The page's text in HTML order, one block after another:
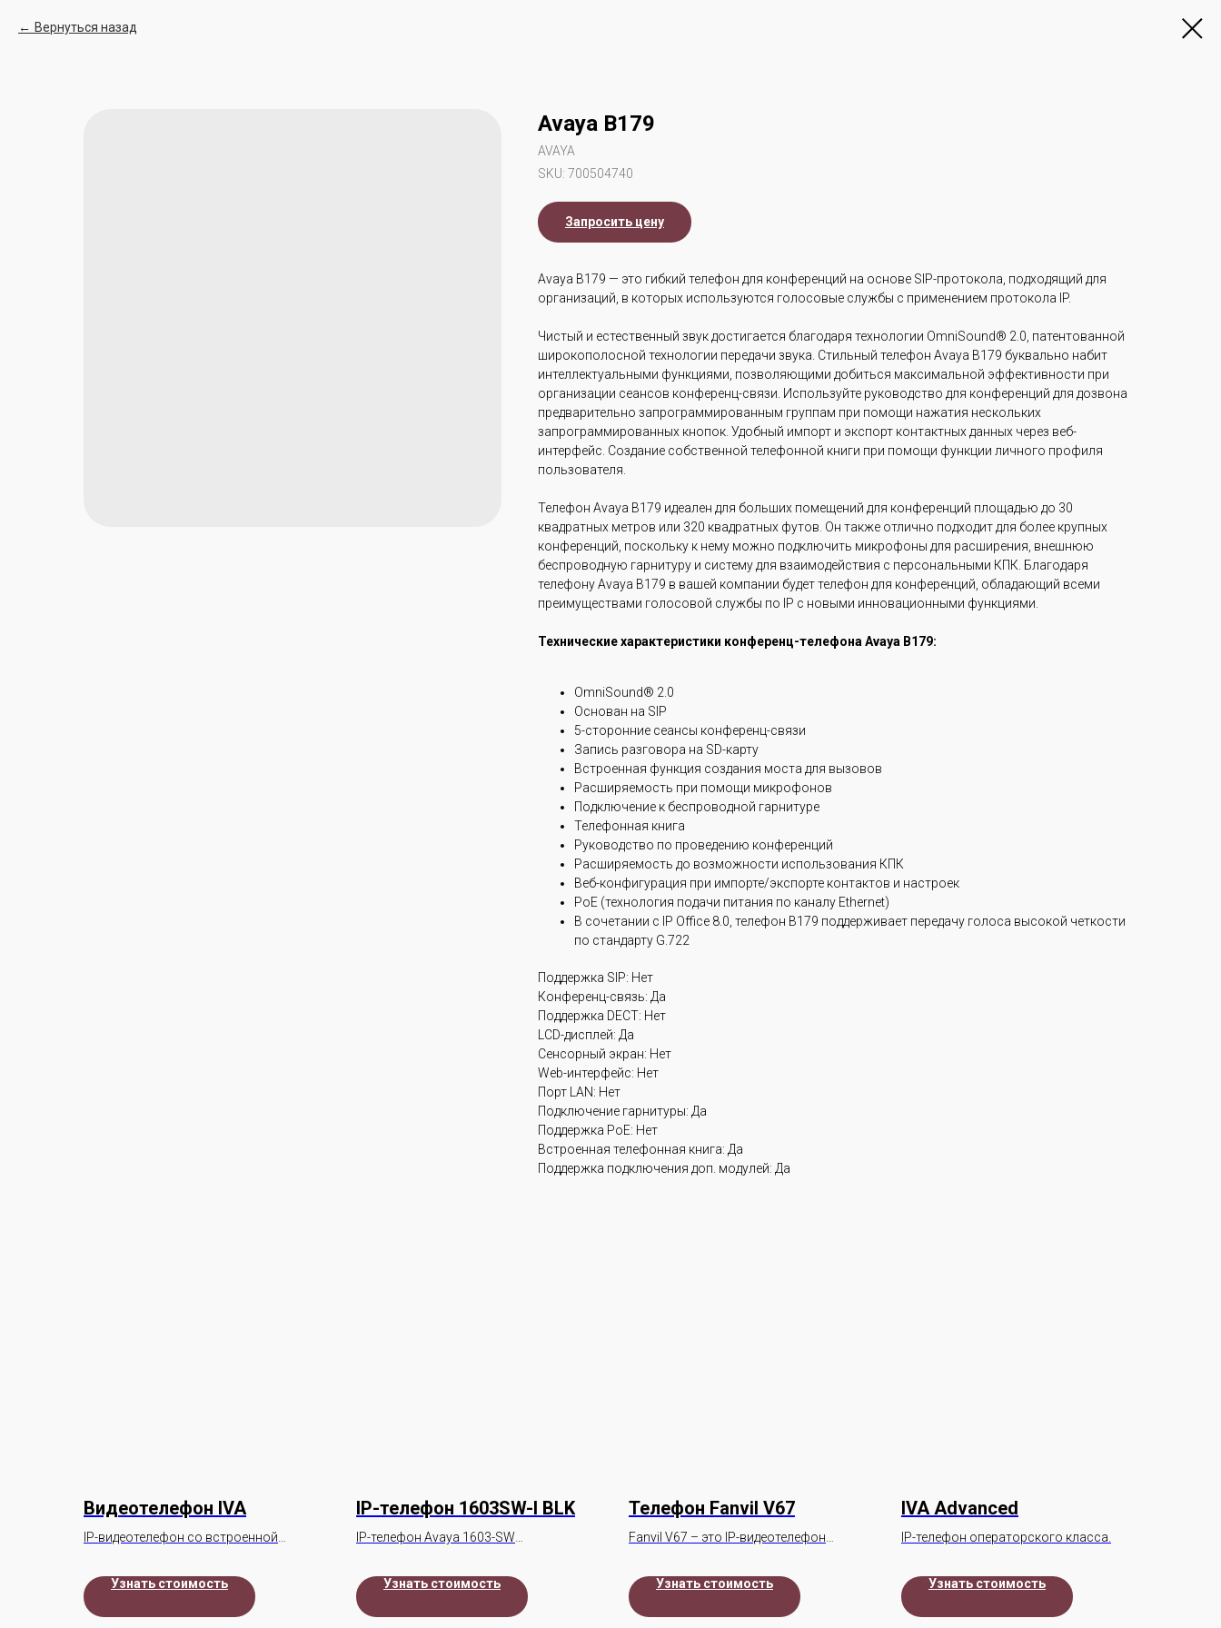
Вернуться назад
Avaya B179
AVAYA
SKU: 700504740
Запросить цену
Avaya B179 — это гибкий телефон для конференций на основе SIP-протокола, подходящий для
организаций, в которых используются голосовые службы с применением протокола IP.
Чистый и естественный звук достигается благодаря технологии OmniSound® 2.0, патентованной
широкополосной технологии передачи звука. Стильный телефон Avaya B179 буквально набит
интеллектуальными функциями, позволяющими добиться максимальной эффективности при
организации сеансов конференц-связи. Используйте руководство для конференций для дозвона
предварительно запрограммированным группам при помощи нажатия нескольких
запрограммированных кнопок. Удобный импорт и экспорт контактных данных через веб-
интерфейс. Создание собственной телефонной книги при помощи функции личного профиля
пользователя.
Телефон Avaya B179 идеален для больших помещений для конференций площадью до 30
квадратных метров или 320 квадратных футов. Он также отлично подходит для более крупных
конференций, поскольку к нему можно подключить микрофоны для расширения, внешнюю
беспроводную гарнитуру и систему для взаимодействия с персональными КПК. Благодаря
телефону Avaya B179 в вашей компании будет телефон для конференций, обладающий всеми
преимуществами голосовой службы по IP с новыми инновационными функциями.
Технические характеристики конференц-телефона Avaya B179:
OmniSound® 2.0
Основан на SIP
5-сторонние сеансы конференц-связи
Запись разговора на SD-карту
Встроенная функция создания моста для вызовов
Расширяемость при помощи микрофонов
Подключение к беспроводной гарнитуре
Телефонная книга
Руководство по проведению конференций
Расширяемость до возможности использования КПК
Веб-конфигурация при импорте/экспорте контактов и настроек
PoE (технология подачи питания по каналу Ethernet)
В сочетании с IP Office 8.0, телефон B179 поддерживает передачу голоса высокой четкости
по стандарту G.722
Поддержка SIP: Нет
Конференц-связь: Да
Поддержка DECT: Нет
LCD-дисплей: Да
Сенсорный экран: Нет
Web-интерфейс: Нет
Порт LAN: Нет
Подключение гарнитуры: Да
Поддержка PoE: Нет
Встроенная телефонная книга: Да
Поддержка подключения доп. модулей: Да
Видеотелефон IVA
IP-видеотелефон со встроенной
Узнать стоимость
IP-телефон 1603SW-I BLK
IP-телефон Avaya 1603-SW
базового повседневного
использования.
Узнать стоимость
Телефон Fanvil V67
Fanvil V67 – это IP-видеотелефон
Узнать стоимость
IVA Advanced
IP-телефон операторского класса.
Узнать стоимость